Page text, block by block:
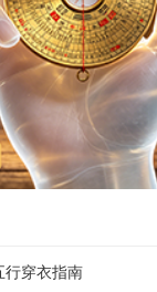
行穿衣指南